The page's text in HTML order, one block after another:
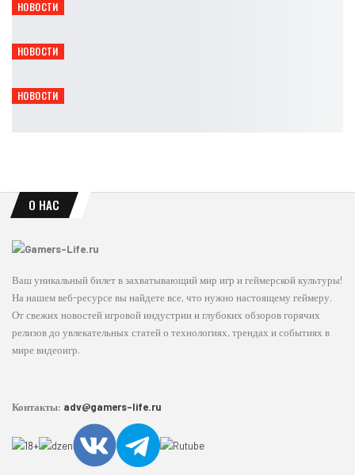
НОВОСТИ
После релиза Halo: Campaign Evolved сократили подрядчиков
НОВОСТИ
Представлено 8 минут геймплея дополнения S.T.A.L.K.E.R. 2
НОВОСТИ
В Helldivers 2 повысят максимальный уровень до 300
О НАС
Ваш уникальный билет в захватывающий мир игр и геймерской культуры!
На нашем веб-ресурсе вы найдете все, что нужно настоящему геймеру.
От свежих новостей игровой индустрии и глубоких обзоров горячих
релизов до увлекательных статей о технологиях, трендах и событиях в
мире видеоигр.
Контакты: adv@gamers-life.ru